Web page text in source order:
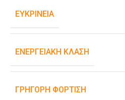
ΕΥΚΡΊΝΕΙΑ
ΕΝΕΡΓΕΙΑΚΉ ΚΛΆΣΗ
ΓΡΉΓΟΡΗ ΦΌΡΤΙΣΗ